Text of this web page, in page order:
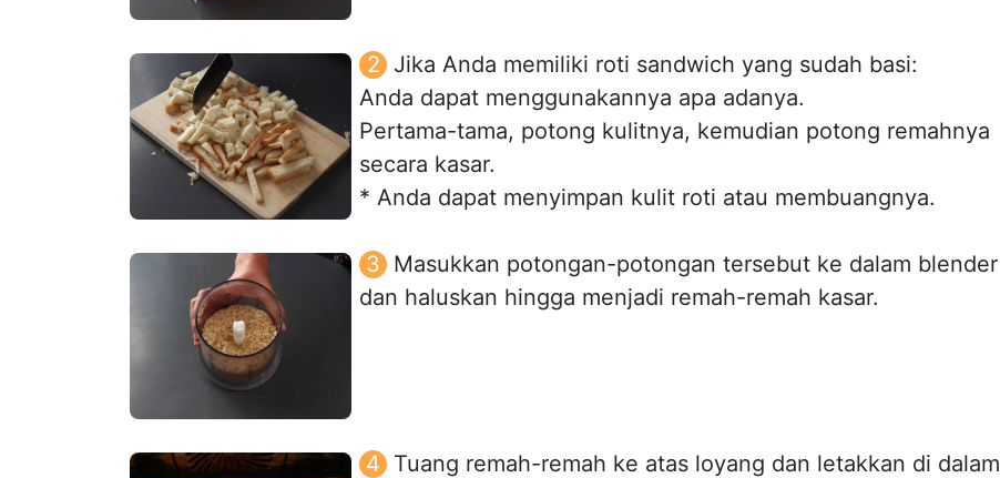
Jika Anda memiliki roti sandwich yang sudah basi:
Anda dapat menggunakannya apa adanya.
Pertama-tama, potong kulitnya, kemudian potong remahnya
secara kasar.
* Anda dapat menyimpan kulit roti atau membuangnya.
Masukkan potongan-potongan tersebut ke dalam blender
dan haluskan hingga menjadi remah-remah kasar.
Tuang remah-remah ke atas loyang dan letakkan di dalam